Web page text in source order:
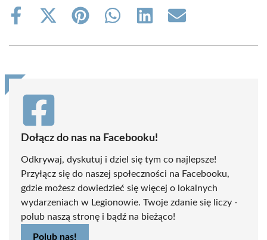
Share
Share
(Twitter)
Share
Share
Share
Share
Dołącz do nas na Facebooku!
Odkrywaj, dyskutuj i dziel się tym co najlepsze!
Przyłącz się do naszej społeczności na Facebooku,
gdzie możesz dowiedzieć się więcej o lokalnych
wydarzeniach w Legionowie. Twoje zdanie się liczy -
polub naszą stronę i bądź na bieżąco!
Polub nas!